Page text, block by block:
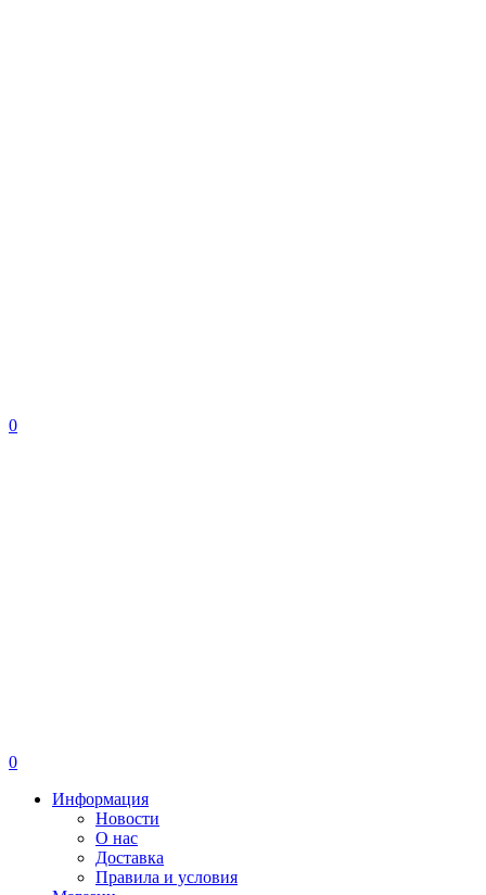
0
0
Информация
Новости
О нас
Доставка
Правила и условия